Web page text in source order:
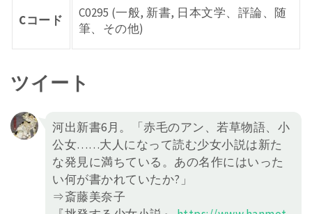
Cコード
C0295 (一般, 新書, 日本文学、評論、随
筆、その他)
ツイート
河出新書6月。「赤毛のアン、若草物語、小
公女……大人になって読む少女小説は新た
な発見に満ちている。あの名作にはいった
い何が書かれていたか?」
⇒斎藤美奈子